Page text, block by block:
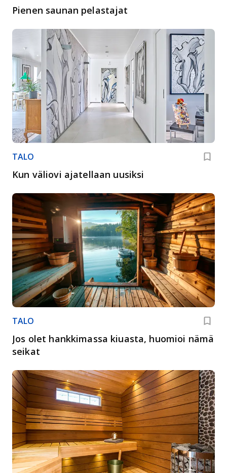
Pienen saunan pelastajat
TALO
Kun väliovi ajatellaan uusiksi
TALO
Jos olet hankkimassa kiuasta, huomioi nämä
seikat